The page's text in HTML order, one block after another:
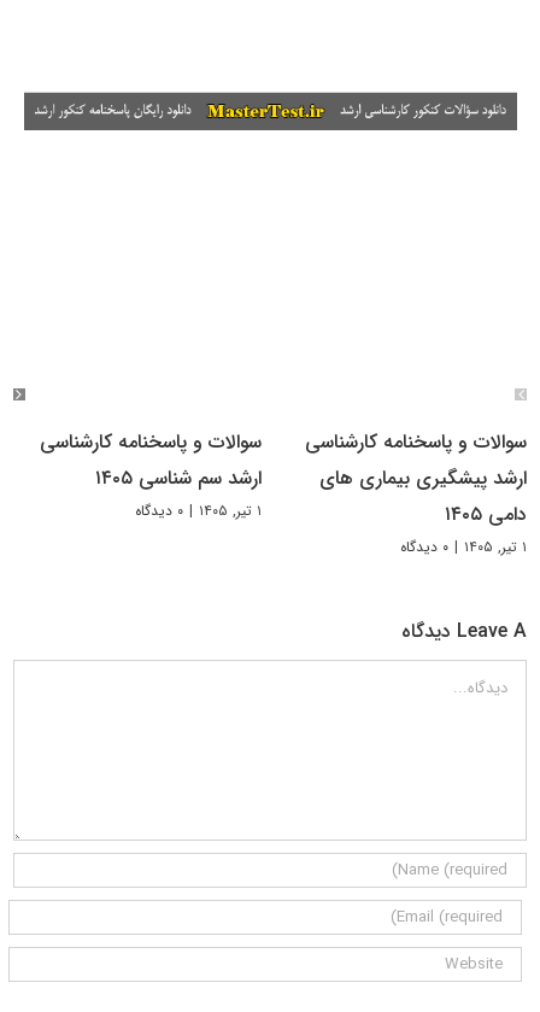
سوالات و پاسخنامه کارشناسی
ارشد پیشگیری بیماری های
دامی ۱۴۰۵
۱ تیر, ۱۴۰۵ | ۰ دیدگاه
سوالات و پاسخنامه کارشناسی
ارشد سم شناسی ۱۴۰۵
۱ تیر, ۱۴۰۵ | ۰ دیدگاه
Leave A دیدگاه
دیدگاه